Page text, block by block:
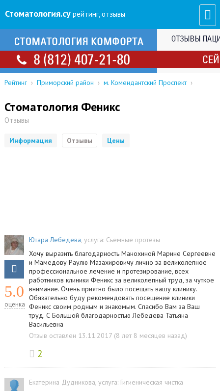
Стоматология.су рейтинг, отзывы
Рейтинг › Приморский район › м. Комендантский Проспект ›
Стоматология Феникс
Отзывы
Информация Отзывы Цены
5.0
оценка
Ютара Лебедева, услуга: Съемные протезы
Хочу выразить благодарность Манохиной Марине Сергеевне
и Мамедову Раулю Мазахировичу лично за великолепное
профессиональное лечение и протезирование, всех
работников клиники Феникс за великолепный труд, за чуткое
внимание. Очень приятно было посещать вашу клинику.
Обязательно буду рекомендовать посещение клиники
Феникс своим родным и знакомым. Спасибо Вам за Ваш
труд. С Большой благодарностью Лебедева Татьяна
Васильевна
Отзыв оставлен 13.11.2017 (8 лет 8 месяцев назад)
2
Екатерина Дудникова, услуга: Гигиеническая чистка